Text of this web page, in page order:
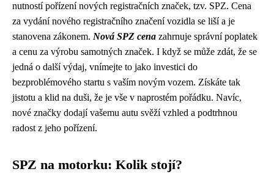
nutností pořízení nových registračních značek, tzv. SPZ. Cena
za vydání nového registračního značení vozidla se liší a je
stanovena zákonem. Nová SPZ cena zahrnuje správní poplatek
a cenu za výrobu samotných značek. I když se může zdát, že se
jedná o další výdaj, vnímejte to jako investici do
bezproblémového startu s vaším novým vozem. Získáte tak
jistotu a klid na duši, že je vše v naprostém pořádku. Navíc,
nové značky dodají vašemu autu svěží vzhled a podtrhnou
radost z jeho pořízení.
SPZ na motorku: Kolik stojí?